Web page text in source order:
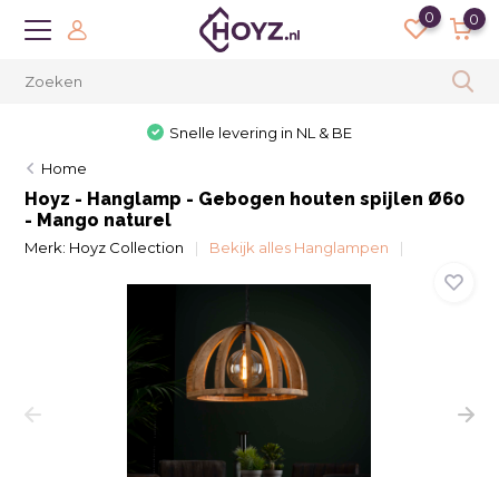
0 0
Snelle levering in NL & BE
Home
Hoyz - Hanglamp - Gebogen houten spijlen Ø60
- Mango naturel
Merk: Hoyz Collection Bekijk alles Hanglampen